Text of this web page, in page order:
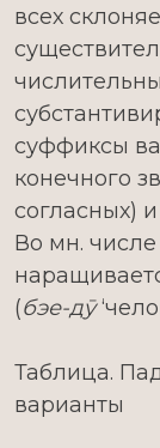
всех
суффиксы
конечного
согласных)
Во мн.
(бэе-дӯ
Таблица.
варианты